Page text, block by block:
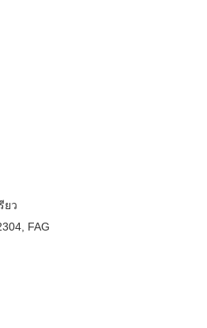
ยว
FAG